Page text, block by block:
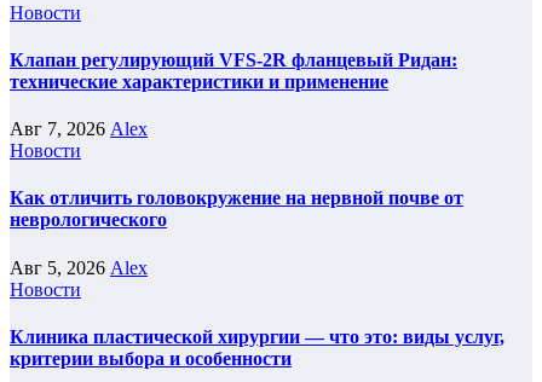
Новости
Клапан регулирующий VFS-2R фланцевый Ридан:
технические характеристики и применение
Авг 7, 2026 Alex
Новости
Как отличить головокружение на нервной почве от
неврологического
Авг 5, 2026 Alex
Новости
Клиника пластической хирургии — что это: виды услуг,
критерии выбора и особенности